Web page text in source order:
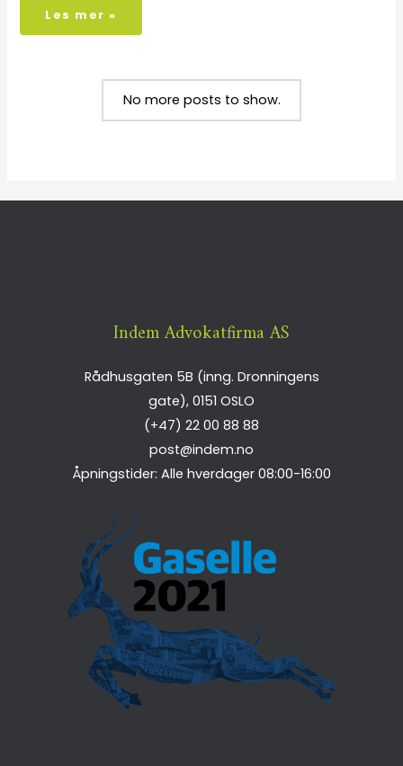
Les mer »
No more posts to show.
Indem Advokatfirma AS
Rådhusgaten 5B (inng. Dronningens
gate), 0151 OSLO
(+47) 22 00 88 88
post@indem.no
Åpningstider: Alle hverdager 08:00-16:00